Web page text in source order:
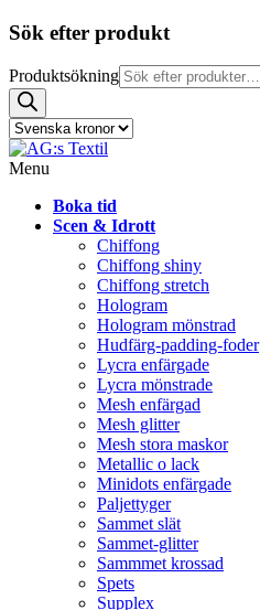
Sök efter produkt
Produktsökning
Menu
Boka tid
Scen & Idrott
Chiffong
Chiffong shiny
Chiffong stretch
Hologram
Hologram mönstrad
Hudfärg-padding-foder
Lycra enfärgade
Lycra mönstrade
Mesh enfärgad
Mesh glitter
Mesh stora maskor
Metallic o lack
Minidots enfärgade
Paljettyger
Sammet slät
Sammet-glitter
Sammmet krossad
Spets
Supplex